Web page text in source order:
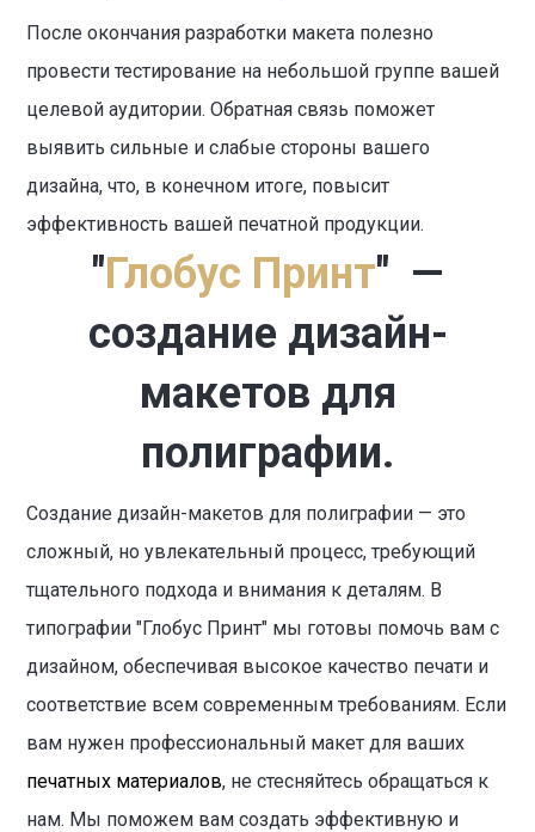
После окончания разработки макета полезно
провести тестирование на небольшой группе вашей
целевой аудитории. Обратная связь поможет
выявить сильные и слабые стороны вашего
дизайна, что, в конечном итоге, повысит
эффективность вашей печатной продукции.
"Глобус Принт" —
создание дизайн-
макетов для
полиграфии.
Создание дизайн-макетов для полиграфии — это
сложный, но увлекательный процесс, требующий
тщательного подхода и внимания к деталям. В
типографии "Глобус Принт" мы готовы помочь вам с
дизайном, обеспечивая высокое качество печати и
соответствие всем современным требованиям. Если
вам нужен профессиональный макет для ваших
печатных материалов, не стесняйтесь обращаться к
нам. Мы поможем вам создать эффективную и